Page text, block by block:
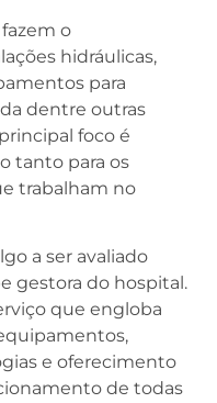
o
hidráulicas,
para
dentre outras
foco é
tanto para os
trabalham no
a ser avaliado
gestora do hospital.
que engloba
e oferecimento
de todas